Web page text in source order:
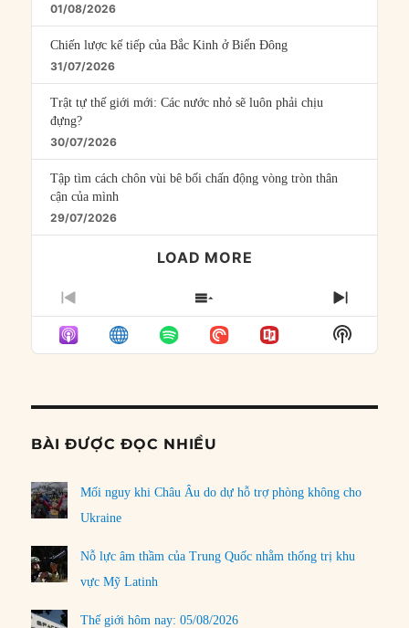
01/08/2026
Chiến lược kế tiếp của Bắc Kinh ở Biển Đông
31/07/2026
Trật tự thế giới mới: Các nước nhỏ sẽ luôn phải chịu
đựng?
30/07/2026
Tập tìm cách chôn vùi bê bối chấn động vòng tròn thân
cận của mình
29/07/2026
LOAD MORE
PREVIOUS
EPISODE
SHOW
EPISODES
LIST
NEXT
Show
Podcast
BÀI ĐƯỢC ĐỌC NHIỀU
Mối nguy khi Châu Âu do dự hỗ trợ phòng không cho
Ukraine
Nỗ lực âm thầm của Trung Quốc nhằm thống trị khu
vực Mỹ Latinh
Thế giới hôm nay: 05/08/2026